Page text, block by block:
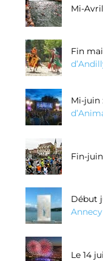
Mi-
Fin
Mi-juin
Fin-
Début
Le 14